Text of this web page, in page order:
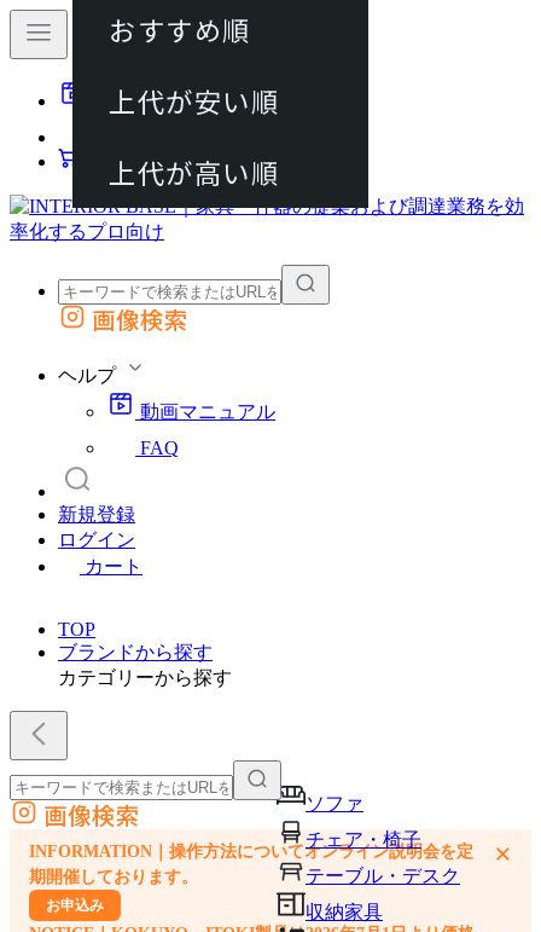
動画マニュアル
カート
外部サイトの商品をカートに追加
画像検索
ヘルプ
動画マニュアル
FAQ
新規登録
ログイン
カート
TOP
ブランドから探す
カテゴリーから探す
ソファ
チェア・椅子
テーブル・デスク
収納家具
外部サイトの商品をカートに追加
他のサイトで見つけた商品ページのURLを貼り付けて、カートに追加できます
画像検索
INFORMATION｜操作方法についてオンライン説明会を定
期開催しております。
お申込み
×
おすすめ順
上代が安い順
上代が高い順